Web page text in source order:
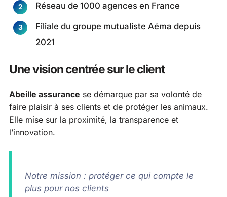
Réseau de 1000 agences en France
Filiale du groupe mutualiste Aéma depuis
2021
Une vision centrée sur le client
Abeille assurance se démarque par sa volonté de
faire plaisir à ses clients et de protéger les animaux.
Elle mise sur la proximité, la transparence et
l’innovation.
Notre mission : protéger ce qui compte le
plus pour nos clients